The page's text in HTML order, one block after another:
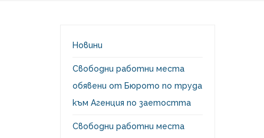
Новини
Свободни работни места
обявени от Бюрото по труда
към Агенция по заетостта
Свободни работни места